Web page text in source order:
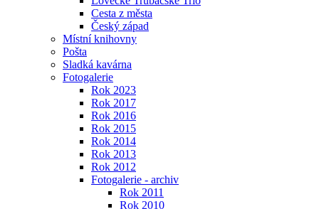
Cesta z města
Český západ
Místní knihovny
Pošta
Sladká kavárna
Fotogalerie
Rok 2023
Rok 2017
Rok 2016
Rok 2015
Rok 2014
Rok 2013
Rok 2012
Fotogalerie - archiv
Rok 2011
Rok 2010